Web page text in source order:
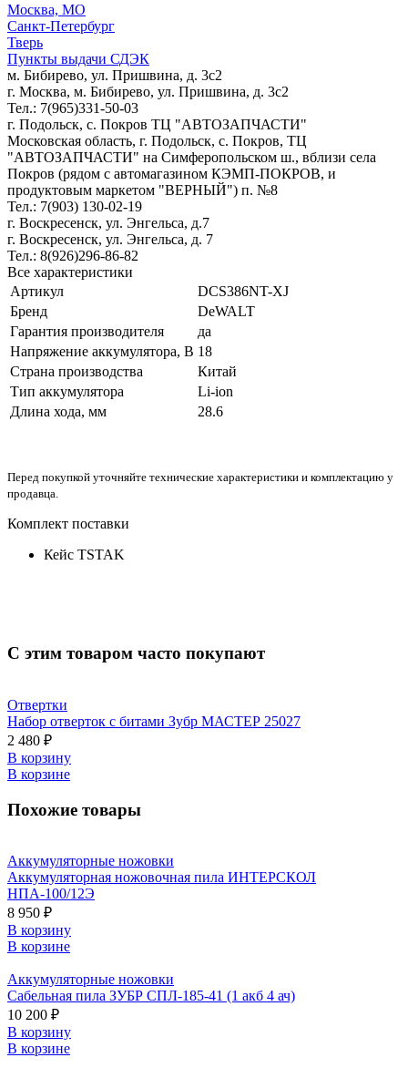
Москва, МО
Санкт-Петербург
Тверь
Пункты выдачи СДЭК
м. Бибирево, ул. Пришвина, д. 3с2
г. Москва, м. Бибирево, ул. Пришвина, д. 3с2
Тел.: 7(965)331-50-03
г. Подольск, c. Покров ТЦ "АВТОЗАПЧАСТИ"
Московская область, г. Подольск, c. Покров, ТЦ
"АВТОЗАПЧАСТИ" на Симферопольском ш., вблизи села
Покров (рядом с автомагазином КЭМП-ПОКРОВ, и
продуктовым маркетом "ВЕРНЫЙ") п. №8
Тел.: 7(903) 130-02-19
г. Воскресенск, ул. Энгельса, д.7
г. Воскресенск, ул. Энгельса, д. 7
Тел.: 8(926)296-86-82
Все характеристики
Артикул
DCS386NT-XJ
Бренд
DeWALT
Гарантия производителя
да
Напряжение аккумулятора, В 18
Страна производства
Китай
Тип аккумулятора
Li-ion
Длина хода, мм
28.6
Перед покупкой уточняйте технические характеристики и комплектацию у
продавца.
Комплект поставки
Кейс TSTAK
С этим товаром часто покупают
Отвертки
Набор отверток с битами Зубр МАСТЕР 25027
2 480 ₽
В корзину
В корзине
Похожие товары
Аккумуляторные ножовки
Аккумуляторная ножовочная пила ИНТЕРСКОЛ
НПА-100/12Э
8 950 ₽
В корзину
В корзине
Аккумуляторные ножовки
Сабельная пила ЗУБР СПЛ-185-41 (1 акб 4 ач)
10 200 ₽
В корзину
В корзине